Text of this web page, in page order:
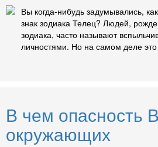
Вы когда-нибудь задумывались,
знак зодиака Телец? Людей,
зодиака, часто называют
личностями. Но на самом деле
В чем опасность
окружающих